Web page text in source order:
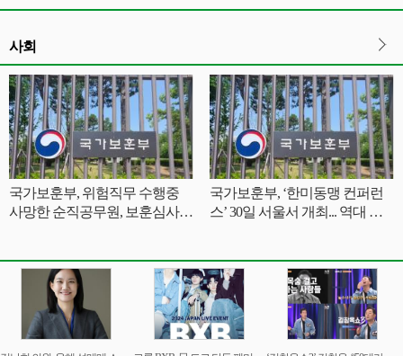
사회
국가보훈부, 위험직무 수행중
사망한 순직공무원, 보훈심사
국가보훈부, ‘한미동맹 컨퍼런
스’ 30일 서울서 개최... 역대 한